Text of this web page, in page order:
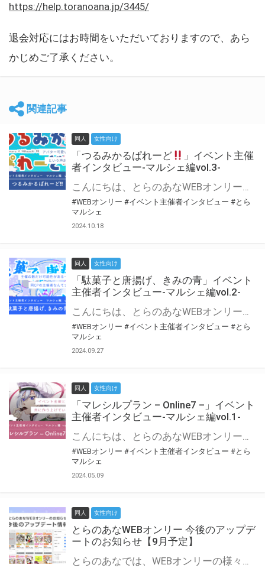
https://help.toranoana.jp/3445/
退会対応にはお時間をいただいておりますので、あら
かじめご了承ください。
関連記事
同人 女性向け
「つるみかるぱれーど
」イベント主催
者インタビュー-マルシェ編vol.3-
こんにちは、とらのあなWEBオンリー運営スタッフです。 新たにお届けする、イベント主催者インタビュー-マルシェ編-は、 とらのあなWEBオンリー「マルシェ」をご利用した主催様に 「マルシェ」を使って開催した感想や心がけをお聞きする企画です。 今回は、WEBオンリー初開催「つるみかるぱれーど
#WEBオンリー #イベント主催者インタビュー #とら
マルシェ
2024.10.18
同人 女性向け
「駄菓子と唐揚げ、きみの青」イベント
主催者インタビュー-マルシェ編vol.2-
こんにちは、とらのあなWEBオンリー運営スタッフです。 新たにお届けする、イベント主催者インタビュー-マルシェ編-は、 とらのあなWEBオンリー「マルシェ」をご利用の主催様に 「マルシェ」を使ってイベントを開催した感想や心がけをお聞きする企画です。 今回は、WEBオンリー初開催「駄菓子と唐揚げ、きみの青」より、 主催のぎこ六屋様にお話を伺いました。 協力：ぎこ六屋様／イベント公式Twitter（@krkgwks） とらのあなWEBオンリー「マルシェ」とは？ WEBオンリーでリアルタイムでコミュニケーションがとれるオンライン会場です。
#WEBオンリー #イベント主催者インタビュー #とら
マルシェ
2024.09.27
同人 女性向け
「マレシルプラン – Online7 –」イベント
主催者インタビュー-マルシェ編vol.1-
こんにちは、とらのあなWEBオンリー運営スタッフです。 新たにお届けする、イベント主催者インタビュー-マルシェ編-は、 とらのあなWEBオンリー「マルシェ」をご利用した主催様に 「マルシェ」を使って開催した感想や心がけをお聞きする企画です。 今回は、WEBオンリー開催7回目迎えた「マレシルプラン – Online7 –」より、 主催の玉川うた様にお話を伺いました。 ▼マレシルプランのインタビュー前回記事 「イベント主催者インタビュー vol.6」はこちら 協力：玉川うた様（マレシルプラン実行委員会 代表）／イベント公式Twitter（@mallesil_plan） とらのあなWEBオンリー「マルシェ」とは？ WEBオンリーでリアルタイムでコミュニケーションがとれるオンライン会場です。
#WEBオンリー #イベント主催者インタビュー #とら
マルシェ
2024.05.09
同人 女性向け
とらのあなWEBオンリー 今後のアップデ
ートのお知らせ【9月予定】
とらのあなでは、WEBオンリーの様々な支援を実施しています。 今回は2021年9月に実装を予定しているアップデート情報についてご紹介いたします。 とらのあなWEBオンリーサイトはこちら